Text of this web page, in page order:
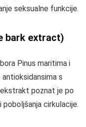
seksualne funkcije.
bark extract)
Pinus maritima i
s
poznat je po
cirkulacije.